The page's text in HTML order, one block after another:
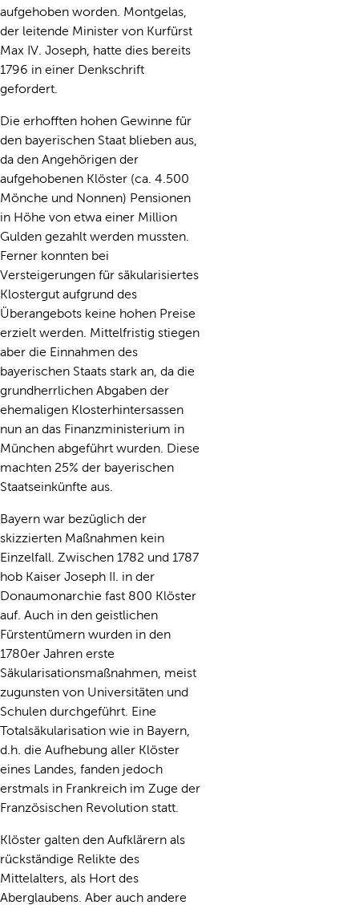
aufgehoben worden. Montgelas,
der leitende Minister von Kurfürst
Max IV. Joseph, hatte dies bereits
1796 in einer Denkschrift
gefordert.
Die erhofften hohen Gewinne für
den bayerischen Staat blieben aus,
da den Angehörigen der
aufgehobenen Klöster (ca. 4.500
Mönche und Nonnen) Pensionen
in Höhe von etwa einer Million
Gulden gezahlt werden mussten.
Ferner konnten bei
Versteigerungen für säkularisiertes
Klostergut aufgrund des
Überangebots keine hohen Preise
erzielt werden. Mittelfristig stiegen
aber die Einnahmen des
bayerischen Staats stark an, da die
grundherrlichen Abgaben der
ehemaligen Klosterhintersassen
nun an das Finanzministerium in
München abgeführt wurden. Diese
machten 25% der bayerischen
Staatseinkünfte aus.
Bayern war bezüglich der
skizzierten Maßnahmen kein
Einzelfall. Zwischen 1782 und 1787
hob Kaiser Joseph II. in der
Donaumonarchie fast 800 Klöster
auf. Auch in den geistlichen
Fürstentümern wurden in den
1780er Jahren erste
Säkularisationsmaßnahmen, meist
zugunsten von Universitäten und
Schulen durchgeführt. Eine
Totalsäkularisation wie in Bayern,
d.h. die Aufhebung aller Klöster
eines Landes, fanden jedoch
erstmals in Frankreich im Zuge der
Französischen Revolution statt.
Klöster galten den Aufklärern als
rückständige Relikte des
Mittelalters, als Hort des
Aberglaubens. Aber auch andere